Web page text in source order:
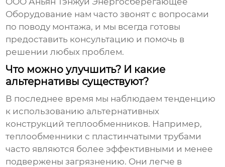
Оборудование нам часто звонят с вопросами
по поводу монтажа, и мы всегда готовы
предоставить консультацию и помочь в
решении любых проблем.
Что можно улучшить? И какие
альтернативы существуют?
В последнее время мы наблюдаем тенденцию
к использованию альтернативных
конструкций теплообменников. Например,
теплообменники с пластинчатыми трубами
часто являются более эффективными и менее
подвержены загрязнению. Они легче в